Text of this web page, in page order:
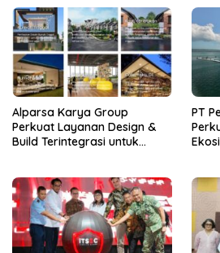
Alparsa Karya Group
Perkuat Layanan Design &
Build Terintegrasi untuk
PT